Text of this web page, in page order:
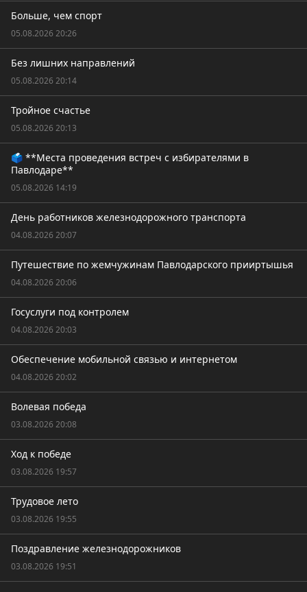
Больше, чем спорт
05.08.2026 20:26
Без лишних направлений
05.08.2026 20:14
Тройное счастье
05.08.2026 20:13
🗳️ **Места проведения встреч с избирателями в
Павлодаре**
05.08.2026 14:19
День работников железнодорожного транспорта
04.08.2026 20:07
Путешествие по жемчужинам Павлодарского прииртышья
04.08.2026 20:06
Госуслуги под контролем
04.08.2026 20:03
Обеспечение мобильной связью и интернетом
04.08.2026 20:02
Волевая победа
03.08.2026 20:08
Ход к победе
03.08.2026 19:57
Трудовое лето
03.08.2026 19:55
Поздравление железнодорожников
03.08.2026 19:51